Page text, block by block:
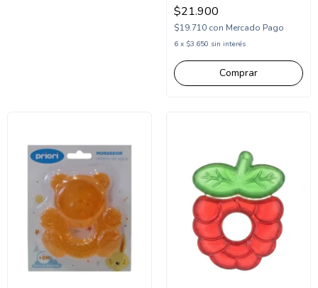
$21.900
$19.710 con Mercado Pago
6 x $3.650 sin interés